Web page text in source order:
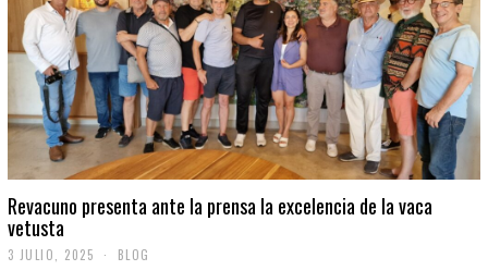
5
Revacuno presenta ante la prensa la excelencia de la vaca
vetusta
3 JULIO, 2025 BLOG